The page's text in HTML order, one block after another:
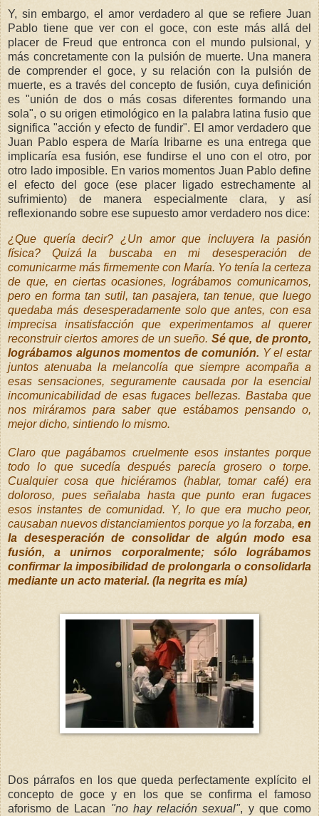
Y, sin embargo, el amor verdadero al que se refiere Juan
Pablo tiene que ver con el goce, con este más allá del
placer de Freud que entronca con el mundo pulsional, y
más concretamente con la pulsión de muerte. Una manera
de comprender el goce, y su relación con la pulsión de
muerte, es a través del concepto de fusión, cuya definición
es "unión de dos o más cosas diferentes formando una
sola", o su origen etimológico en la palabra latina fusio que
significa "acción y efecto de fundir". El amor verdadero que
Juan Pablo espera de María Iribarne es una entrega que
implicaría esa fusión, ese fundirse el uno con el otro, por
otro lado imposible. En varios momentos Juan Pablo define
el efecto del goce (ese placer ligado estrechamente al
sufrimiento) de manera especialmente clara, y así
reflexionando sobre ese supuesto amor verdadero nos dice:
¿Que quería decir? ¿Un amor que incluyera la pasión
física? Quizá la buscaba en mi desesperación de
comunicarme más firmemente con María. Yo tenía la certeza
de que, en ciertas ocasiones, lográbamos comunicarnos,
pero en forma tan sutil, tan pasajera, tan tenue, que luego
quedaba más desesperadamente solo que antes, con esa
imprecisa insatisfacción que experimentamos al querer
reconstruir ciertos amores de un sueño. Sé que, de pronto,
lográbamos algunos momentos de comunión. Y el estar
juntos atenuaba la melancolía que siempre acompaña a
esas sensaciones, seguramente causada por la esencial
incomunicabilidad de esas fugaces bellezas. Bastaba que
nos miráramos para saber que estábamos pensando o,
mejor dicho, sintiendo lo mismo.
Claro que pagábamos cruelmente esos instantes porque
todo lo que sucedía después parecía grosero o torpe.
Cualquier cosa que hiciéramos (hablar, tomar café) era
doloroso, pues señalaba hasta que punto eran fugaces
esos instantes de comunidad. Y, lo que era mucho peor,
causaban nuevos distanciamientos porque yo la forzaba, en
la desesperación de consolidar de algún modo esa
fusión, a unirnos corporalmente;
sólo lográbamos
confirmar la imposibilidad de prolongarla o consolidarla
mediante un acto material. (la negrita es mía)
Dos párrafos en los que queda perfectamente explícito el
concepto de goce y en los que se confirma el famoso
aforismo de Lacan "no hay relación sexual", y que como